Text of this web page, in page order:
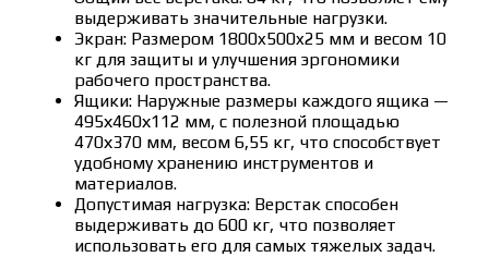
выдерживать значительные нагрузки.
Экран: Размером 1800x500x25 мм и весом 10
кг для защиты и улучшения эргономики
рабочего пространства.
Ящики: Наружные размеры каждого ящика —
495х460х112 мм, с полезной площадью
470х370 мм, весом 6,55 кг, что способствует
удобному хранению инструментов и
материалов.
Допустимая нагрузка: Верстак способен
выдерживать до 600 кг, что позволяет
использовать его для самых тяжелых задач.